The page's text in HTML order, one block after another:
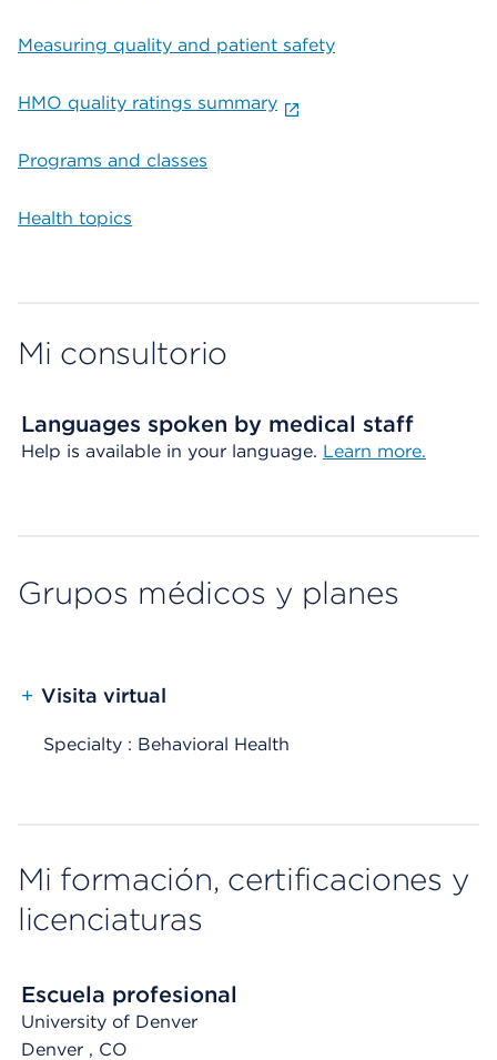
Measuring quality and patient safety
HMO quality ratings summary
Programs and classes
Health topics
Mi consultorio
Languages spoken by medical staff
Help is available in your language. Learn more.
Grupos médicos y planes
+ Visita virtual
Specialty : Behavioral Health
Mi formación, certificaciones y
licenciaturas
Escuela profesional
University of Denver
Denver , CO